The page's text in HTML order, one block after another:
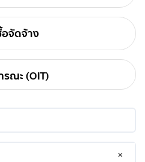
จัดจ้าง
ณะ (OIT)
×